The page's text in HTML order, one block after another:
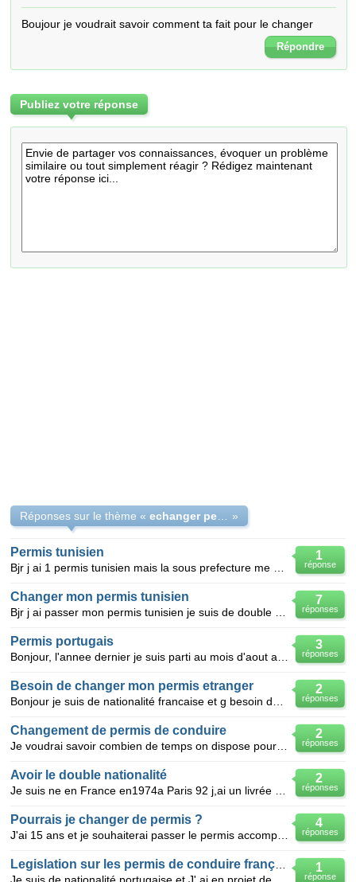
Boujour je voudrait savoir comment ta fait pour le changer
Répondre
Publiez votre réponse
Réponses sur le thème « »
1
réponse
Permis tunisien
7
réponses
Changer mon permis tunisien
3
réponses
Permis portugais
2
réponses
Besoin de changer mon permis etranger
2
réponses
Changement de permis de conduire
2
réponses
Avoir le double nationalité
4
réponses
Pourrais je changer de permis ?
1
réponse